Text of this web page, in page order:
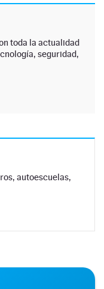
toda la actualidad
seguridad,
autoescuelas,